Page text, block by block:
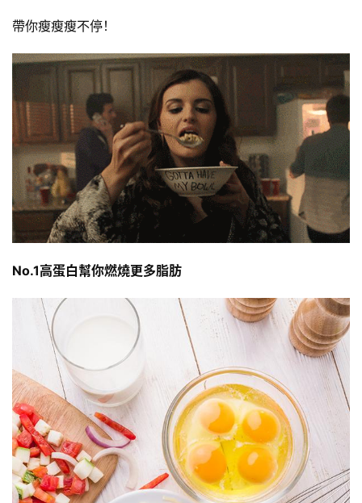
帶你瘦瘦瘦不停！
No.1高蛋白幫你燃燒更多脂肪